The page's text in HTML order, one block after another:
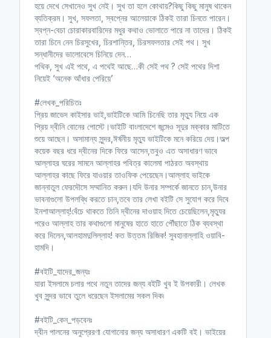
হয়ে দেখে সেখানেও সুখ নেই। সুখ তা হলে কোথায়?কিছু কিছু মানুষ থাকেন
ব্যতিক্রম। সুখ, সফলতা, স্বপ্নের আলেয়াকে ঠিকই তারা চিনতে পারেন।
স্বপ্ন-বেচা চোরাকারবারিদের মধুর কথাও ভোলাতে পারে না তাদের। ঠিকই
তারা চিনে নেন চিরসুখের, চিরশান্তির, চিরসফলতার সেই পথ। সুখ
সন্ধানীদের ভালোবেসে চিনিয়ে দেন…
পথিক, সুখ এই পথে, এ পথেই আছে…কী সেই পথ ? সেই পথের দিশা
নিয়েই ‘অনেক আঁধার পেরিয়ে’
#লেখক_পরিচিতঃ
প্রিয় জাভেদ কাইসার ভাই,ভাইটিকে আমি চিনেছি তার মৃত্যু নিয়ে এক
প্রিয় দ্বীনি বোনের পোস্টে।ভাইটি বাংলাদেশে জন্মেও সূদুর মক্কার মাটিতে
শুয়ে আছেন। অসামান্য সুন্দর,ঈর্ষনীয় মৃত্যু ভাইটিকে মনে করিয়ে দেয়।অল্প
কয়েক বছর ধরে দ্বীনের দিকে ফিরে আসেন,তবুও এত অসাধারণ ভাবে
আল্লাহর ঘরের সামনে আল্লাহর পবিত্র কালেমা পাঠরত অবস্থায়
আল্লাহর কাছে ফিরে যাওয়ার তাওফিক পেয়েছেন।আল্লাহ ভাইকে
জান্নাতুল ফেরদৌসে সম্মানিত করুন।যদি উনার সম্পর্কে জানতে চান,উনার
ভাবনাগুলো উপলব্ধি করতে চান,তবে তার লেখা বইটি সে সুযোগ করে দিবে
ইনশাআল্লাহ্!বেঁচে থাকতে তিনি দ্বীনের দাওয়াহ দিতে চেয়েছিলেন,মৃত্যুর
পরেও আল্লাহ তার কথাগুলো মানুষের হাতে হাতে পৌঁছাতে ঠিক ব্যবস্থা
করে দিলেন,আলহামদুলিল্লাহ! কত উত্তম রিজিক! সুবহানাল্লাহি ওয়াবি-
হামদি।
#বইটি_যাদের_জন্যঃ
যারা ইসলামে চলার পথে নতুন তাদের জন্য বইটি খুব ই উপকারী। লেখক
খুব সুন্দর ভাবে তুলে ধরেছেন ইসলামের সকল দিক৷
#বইটি_কেন_পড়বেনঃ
দ্বীন পালনের অনুপ্রেরণা যোগানোর জন্য অসাধারণ একটি বই। ভাইয়ের